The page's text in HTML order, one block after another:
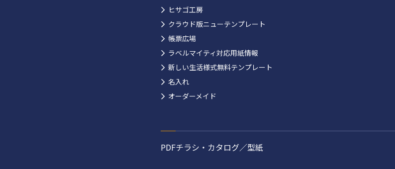
ヒサゴ工房
クラウド版ニューテンプレート
帳票広場
ラベルマイティ対応用紙情報
新しい生活様式無料テンプレート
名入れ
オーダーメイド
PDFチラシ・カタログ／型紙